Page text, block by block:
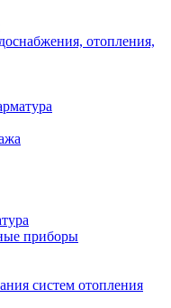
отопления,
приборы
систем отопления